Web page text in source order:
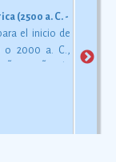
(2500 a. C. - 200 d. C)
el inicio de
o 2000 a. C.,